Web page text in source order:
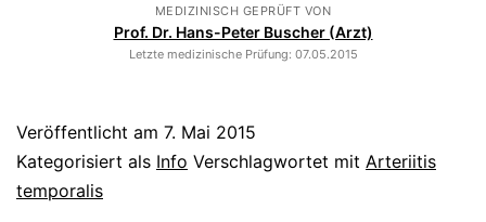
MEDIZINISCH GEPRÜFT VON
Prof. Dr. Hans-Peter Buscher (Arzt)
Letzte medizinische Prüfung: 07.05.2015
Veröffentlicht am 7. Mai 2015
Kategorisiert als Info Verschlagwortet mit Arteriitis
temporalis